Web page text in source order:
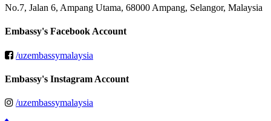
No.7, Jalan 6, Ampang Utama, 68000 Ampang, Selangor, Malaysia
Embassy's Facebook Account
/uzembassymalaysia
Embassy's Instagram Account
/uzembassymalaysia